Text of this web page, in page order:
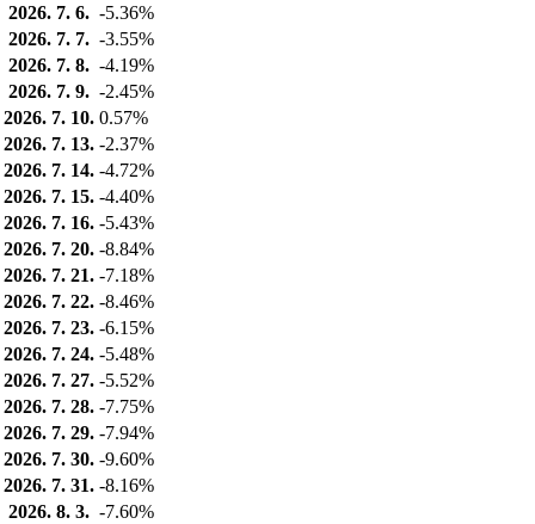
2026. 7. 6. -5.36%
2026. 7. 7. -3.55%
2026. 7. 8. -4.19%
2026. 7. 9. -2.45%
2026. 7. 10. 0.57%
2026. 7. 13. -2.37%
2026. 7. 14. -4.72%
2026. 7. 15. -4.40%
2026. 7. 16. -5.43%
2026. 7. 20. -8.84%
2026. 7. 21. -7.18%
2026. 7. 22. -8.46%
2026. 7. 23. -6.15%
2026. 7. 24. -5.48%
2026. 7. 27. -5.52%
2026. 7. 28. -7.75%
2026. 7. 29. -7.94%
2026. 7. 30. -9.60%
2026. 7. 31. -8.16%
2026. 8. 3. -7.60%